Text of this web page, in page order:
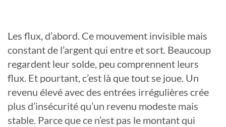
Les flux, d’abord. Ce mouvement invisible mais
constant de l’argent qui entre et sort. Beaucoup
regardent leur solde, peu comprennent leurs
flux. Et pourtant, c’est là que tout se joue. Un
revenu élevé avec des entrées irrégulières crée
plus d’insécurité qu’un revenu modeste mais
stable. Parce que ce n’est pas le montant qui